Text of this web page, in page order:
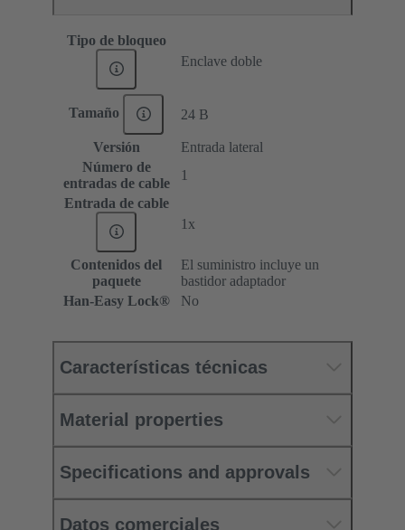
Tipo de bloqueo
Enclave doble
Tamaño 24 B
Versión
Entrada lateral
Número de
entradas de cable
1
Entrada de cable
1x
Contenidos del
paquete
El suministro incluye un
bastidor adaptador
Han-Easy Lock®
No
Características técnicas
Material properties
Specifications and approvals
Datos comerciales